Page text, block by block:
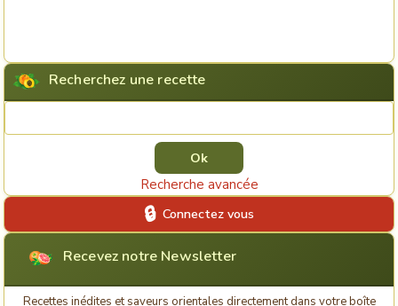
Recherchez une recette
Recherche avancée
Connectez vous
Recevez notre Newsletter
Recettes inédites et saveurs orientales directement dans votre boîte